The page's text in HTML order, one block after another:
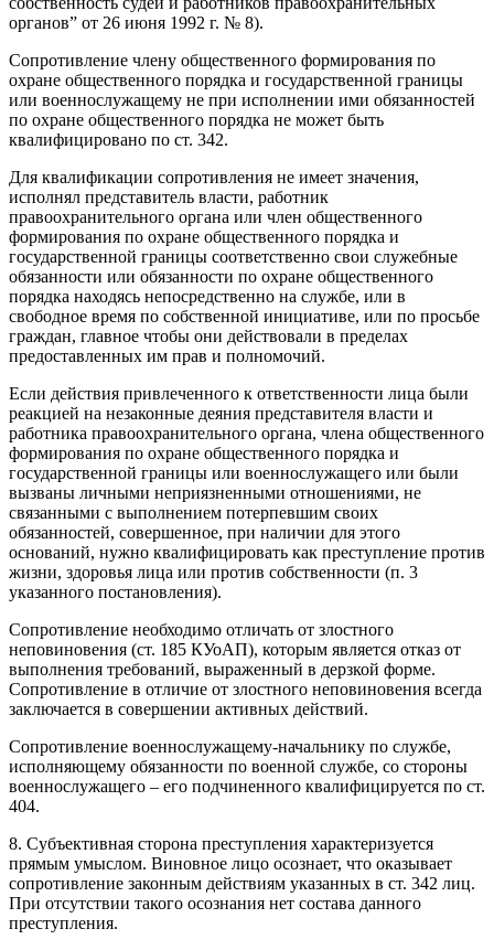
органов” от 26 июня 1992 г. № 8).
Сопротивление члену общественного формирования по
охране общественного порядка и государственной границы
или военнослужащему не при исполнении ими обязанностей
по охране общественного порядка не может быть
квалифицировано по ст. 342.
Для квалификации сопротивления не имеет значения,
исполнял представитель власти, работник
правоохранительного органа или член общественного
формирования по охране общественного порядка и
государственной границы соответственно свои служебные
обязанности или обязанности по охране общественного
порядка находясь непосредственно на службе, или в
свободное время по собственной инициативе, или по просьбе
граждан, главное чтобы они действовали в пределах
предоставленных им прав и полномочий.
Если действия привлеченного к ответственности лица были
реакцией на незаконные деяния представителя власти и
работника правоохранительного органа, члена общественного
формирования по охране общественного порядка и
государственной границы или военнослужащего или были
вызваны личными неприязненными отношениями, не
связанными с выполнением потерпевшим своих
обязанностей, совершенное, при наличии для этого
оснований, нужно квалифицировать как преступление против
жизни, здоровья лица или против собственности (п. 3
указанного постановления).
Сопротивление необходимо отличать от злостного
неповиновения (ст. 185 КУоАП), которым является отказ от
выполнения требований, выраженный в дерзкой форме.
Сопротивление в отличие от злостного неповиновения всегда
заключается в совершении активных действий.
Сопротивление военнослужащему-начальнику по службе,
исполняющему обязанности по военной службе, со стороны
военнослужащего – его подчиненного квалифицируется по ст.
404.
8. Субъективная сторона преступления характеризуется
прямым умыслом. Виновное лицо осознает, что оказывает
сопротивление законным действиям указанных в ст. 342 лиц.
При отсутствии такого осознания нет состава данного
преступления.